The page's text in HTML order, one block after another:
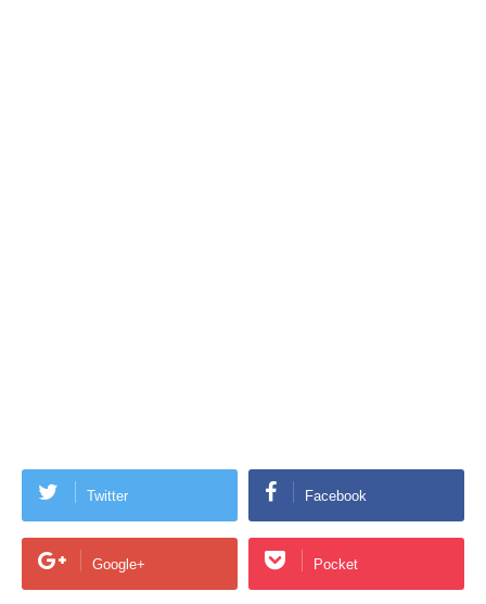
Twitter Facebook
Google+ Pocket